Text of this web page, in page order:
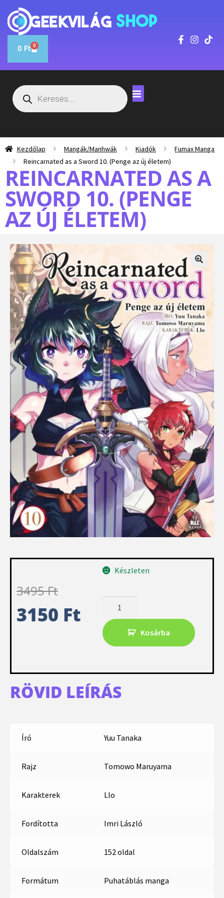
0 Ft 0
Kezdőlap Mangák/Manhwák Kiadók
Fumax Manga
Reincarnated as a Sword 10. (Penge az új életem)
REINCARNATED AS A
SWORD 10. (PENGE
AZ ÚJ ÉLETEM)
3495Ft
3150 Ft
Készleten
Kosárba
RÖVID LEÍRÁS
Író Yuu Tanaka
Rajz Tomowo Maruyama
Karakterek Llo
Fordította Imri László
Oldalszám 152 oldal
Formátum Puhatáblás manga